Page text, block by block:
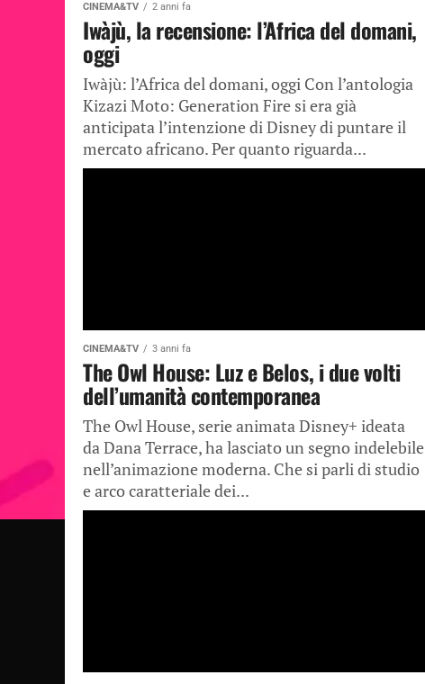
CINEMA&TV 2 anni fa
Iwàjù, la recensione: l’Africa del domani,
oggi
Iwàjù: l’Africa del domani, oggi Con l’antologia
Kizazi Moto: Generation Fire si era già
anticipata l’intenzione di Disney di puntare il
mercato africano. Per quanto riguarda...
CINEMA&TV 3 anni fa
The Owl House: Luz e Belos, i due volti
dell’umanità contemporanea
The Owl House, serie animata Disney+ ideata
da Dana Terrace, ha lasciato un segno indelebile
nell’animazione moderna. Che si parli di studio
e arco caratteriale dei...